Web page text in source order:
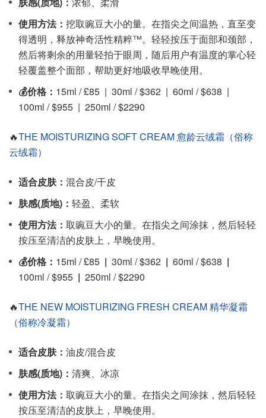
使用方法： 挖取豌豆大小的量。在指尖之间温热，直至变
得透明，释放神奇活性精粹™。轻轻按压于面部和颈部，
然后将剩余的用量轻拍于眼周，随后用户有温度的掌心轻
轻覆盖整个面部，帮助更好地吸收早晚使用。
💰价格： 15ml / £85 | 30ml / $362 | 60ml / $638 |
100ml / $955 | 250ml / $2290
🔥THE MOISTURIZING SOFT CREAM 愈龄云绒霜（俗称
云绒霜）
适合皮肤： 混合皮/干皮
肤感(质地)： 轻盈、柔软
使用方法： 取豌豆大小的量。在指尖之间涂抹，然后轻轻
按压至清洁的皮肤上，早晚使用。
💰价格： 15ml / £85 | 30ml / $362 | 60ml / $638 |
100ml / $955 | 250ml / $2290
🔥THE NEW MOISTURIZING FRESH CREAM 精华凝霜
（俗称冷凝霜）
适合皮肤： 油皮/混合皮
肤感(质地)： 清爽、冰凉
使用方法： 取豌豆大小的量。在指尖之间涂抹，然后轻轻
按压至清洁的皮肤上，早晚使用。